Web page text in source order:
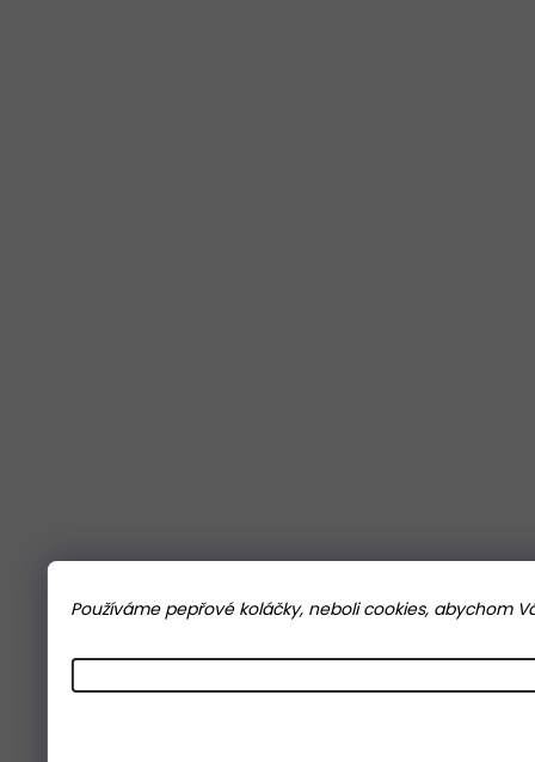
Používáme pepřové koláčky, neboli cookies, abychom